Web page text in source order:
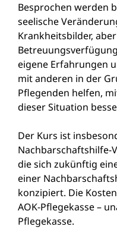
Besprochen werden
seelische
Krankheitsbilder,
eigene Erfahrungen
mit anderen in der
Pflegenden helfen,
dieser Situation
Der Kurs ist
Nachbarschaftshilfe-
die sich zukünftig
einer
konzipiert. Die
AOK-Pflegekasse –
Pflegekasse.